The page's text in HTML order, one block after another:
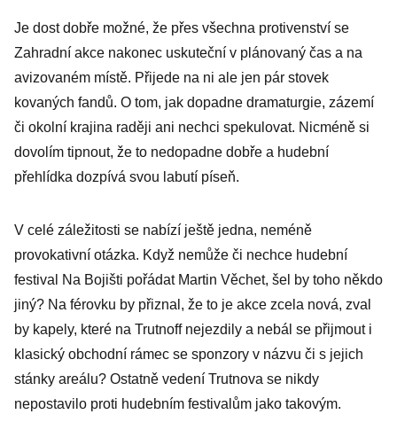
Je dost dobře možné, že přes všechna protivenství se
Zahradní akce nakonec uskuteční v plánovaný čas a na
avizovaném místě. Přijede na ni ale jen pár stovek
kovaných fandů. O tom, jak dopadne dramaturgie, zázemí
či okolní krajina raději ani nechci spekulovat. Nicméně si
dovolím tipnout, že to nedopadne dobře a hudební
přehlídka dozpívá svou labutí píseň.
V celé záležitosti se nabízí ještě jedna, neméně
provokativní otázka. Když nemůže či nechce hudební
festival Na Bojišti pořádat Martin Věchet, šel by toho někdo
jiný? Na férovku by přiznal, že to je akce zcela nová, zval
by kapely, které na Trutnoff nejezdily a nebál se přijmout i
klasický obchodní rámec se sponzory v názvu či s jejich
stánky areálu? Ostatně vedení Trutnova se nikdy
nepostavilo proti hudebním festivalům jako takovým.